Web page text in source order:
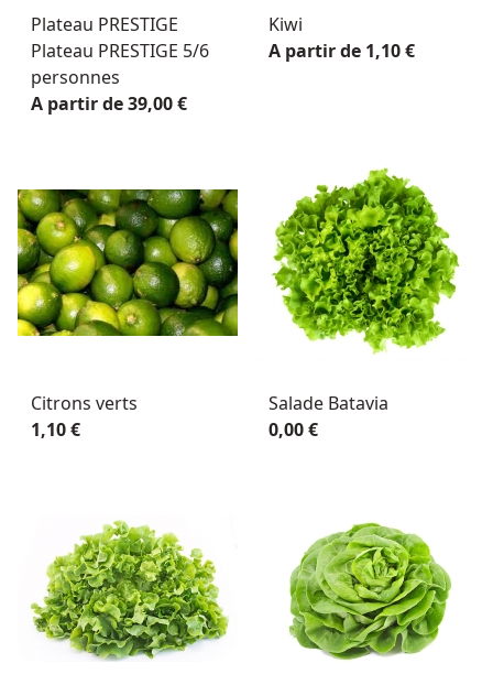
Plateau PRESTIGE
Plateau PRESTIGE 5/6
personnes
A partir de 39,00 €
Kiwi
A partir de 1,10 €
Citrons verts
1,10 €
Salade Batavia
0,00 €